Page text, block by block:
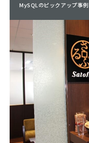
MySQLのピックアップ事例